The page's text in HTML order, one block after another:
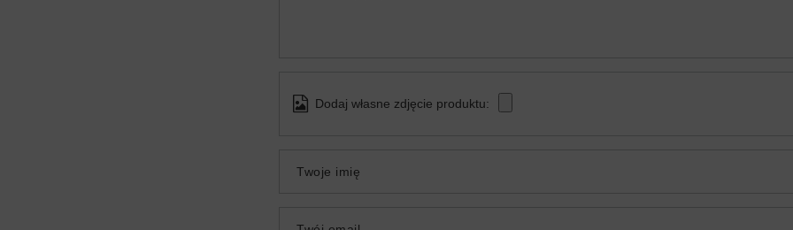
Dodaj własne zdjęcie produktu:
Twoje imię